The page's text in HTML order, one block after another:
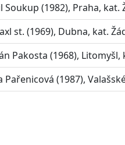
Soukup (1982), Praha, kat.
st. (1969), Dubna, kat.
Pakosta (1968), Litomyšl,
Pařenicová (1987),